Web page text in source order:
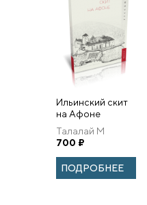
Ильинский скит
на Афоне
Талалай М
700 ₽
ПОДРОБНЕЕ